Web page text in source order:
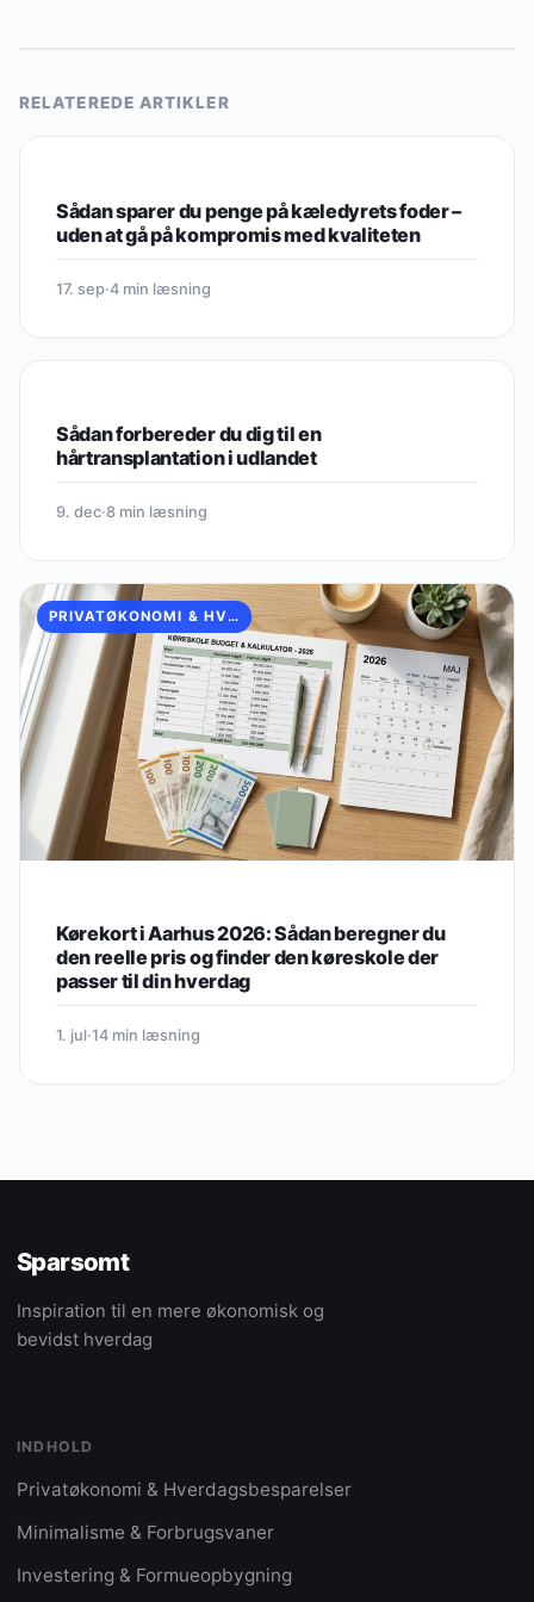
RELATEREDE ARTIKLER
Sådan sparer du penge på kæledyrets foder –
uden at gå på kompromis med kvaliteten
17. sep·4 min læsning
Sådan forbereder du dig til en
hårtransplantation i udlandet
9. dec·8 min læsning
PRIVATØKONOMI & HVERDAGSBESPARELSER
Kørekort i Aarhus 2026: Sådan beregner du
den reelle pris og finder den køreskole der
passer til din hverdag
1. jul·14 min læsning
Sparsomt
Inspiration til en mere økonomisk og
bevidst hverdag
INDHOLD
Privatøkonomi & Hverdagsbesparelser
Minimalisme & Forbrugsvaner
Investering & Formueopbygning